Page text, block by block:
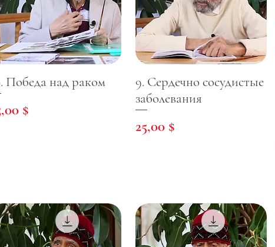
Победа над раком
$
9. Сердечно сосудистые
заболевания
Цена
25,00 $